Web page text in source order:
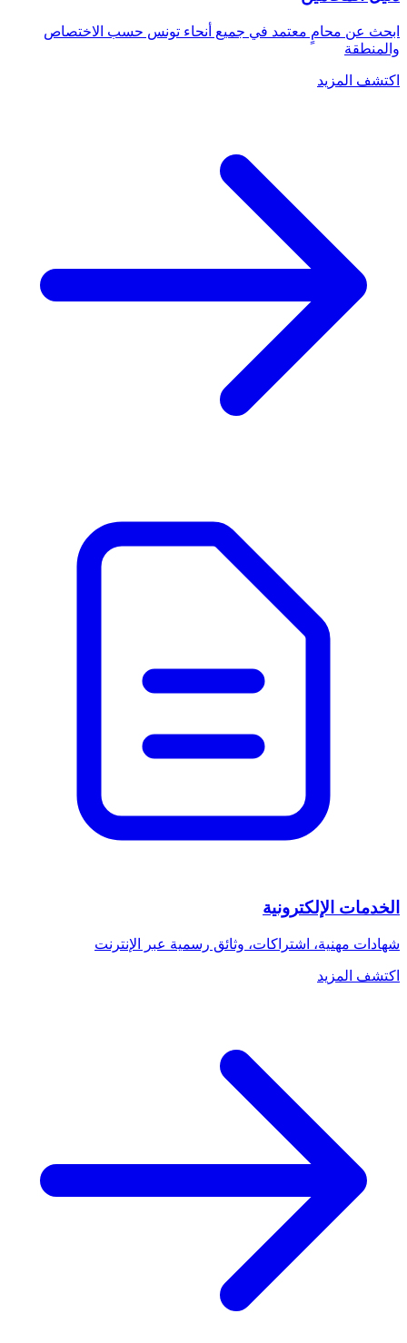
ابحث عن محامٍ معتمد في جميع أنحاء تونس حسب الاختصاص
والمنطقة
اكتشف المزيد
الخدمات الإلكترونية
شهادات مهنية، اشتراكات، وثائق رسمية عبر الإنترنت
اكتشف المزيد